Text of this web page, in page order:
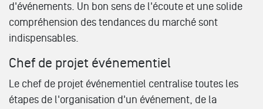
d'événements. Un bon sens de l'écoute et une solide
compréhension des tendances du marché sont
indispensables.
Chef de projet événementiel
Le chef de projet événementiel centralise toutes les
étapes de l'organisation d'un événement, de la